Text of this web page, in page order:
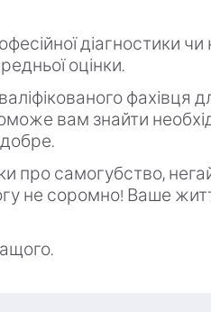
діагностики чи
оцінки.
фахівця
вам знайти
про самогубство,
не соромно! Ваше